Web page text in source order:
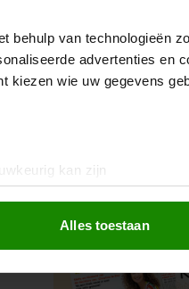
behulp van technologieën
advertenties en
kiezen wie uw gegevens
kan zijn
(fingerprinting)
social media te bieden en
Alles toestaan
ABONNEREN